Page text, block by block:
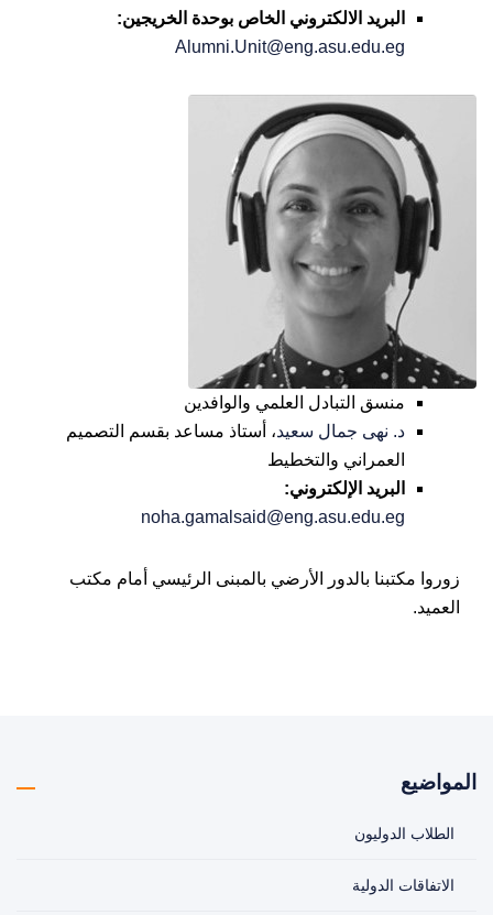
البريد الالكتروني الخاص بوحدة الخريجين:
Alumni.Unit@eng.asu.edu.eg
منسق التبادل العلمي والوافدين
د. نهى جمال سعيد، أستاذ مساعد بقسم التصميم
العمراني والتخطيط
البريد الإلكتروني:
noha.gamalsaid@eng.asu.edu.eg
زوروا مكتبنا بالدور الأرضي بالمبنى الرئيسي أمام مكتب
العميد.
المواضيع
الطلاب الدوليون
الاتفاقات الدولية